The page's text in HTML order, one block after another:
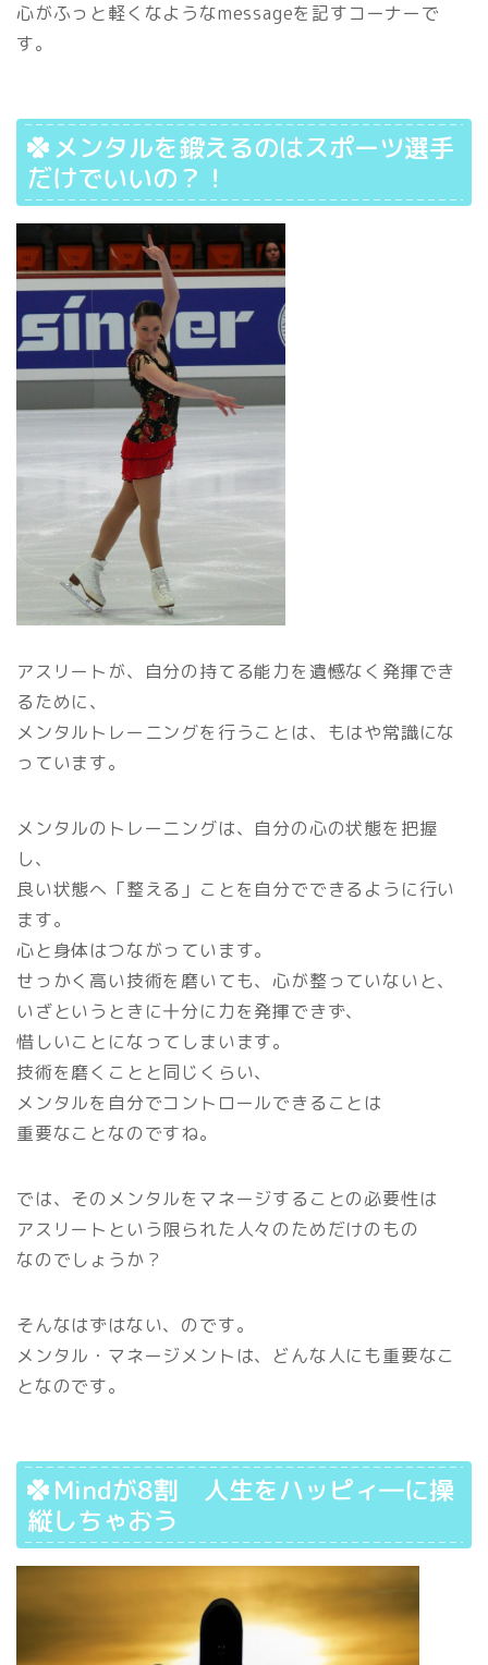
心がふっと軽くなようなmessageを記すコーナーで
す。
メンタルを鍛えるのはスポーツ選手
だけでいいの？！
アスリートが、自分の持てる能力を遺憾なく発揮でき
るために、
メンタルトレーニングを行うことは、もはや常識にな
っています。
メンタルのトレーニングは、自分の心の状態を把握
し、
良い状態へ「整える」ことを自分でできるように行い
ます。
心と身体はつながっています。
せっかく高い技術を磨いても、心が整っていないと、
いざというときに十分に力を発揮できず、
惜しいことになってしまいます。
技術を磨くことと同じくらい、
メンタルを自分でコントロールできることは
重要なことなのですね。
では、そのメンタルをマネージすることの必要性は
アスリートという限られた人々のためだけのもの
なのでしょうか？
そんなはずはない、のです。
メンタル・マネージメントは、どんな人にも重要なこ
となのです。
Mindが8割 人生をハッピィ―に操
縦しちゃおう